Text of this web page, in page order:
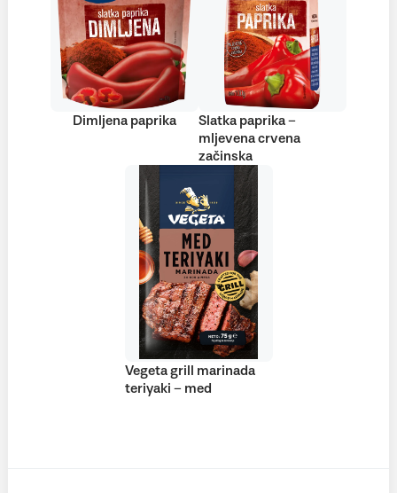
Dimljena paprika
Slatka paprika –
mljevena crvena
začinska
Vegeta grill marinada
teriyaki – med